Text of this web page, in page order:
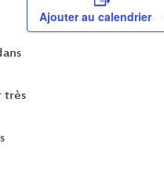
très
Ajouter au calendrier